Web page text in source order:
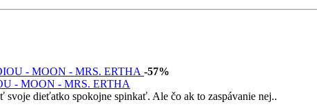
-57%
- MOON - MRS. ERTHA
svoje dieťatko spokojne spinkať. Ale čo ak to zaspávanie nej..